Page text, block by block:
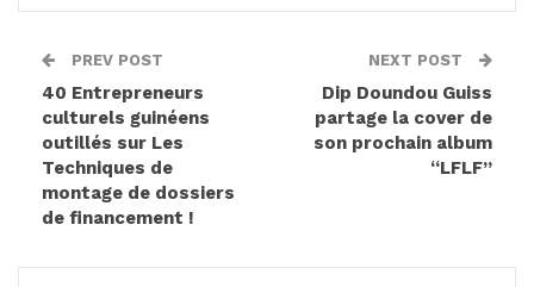
PREV POST
40 Entrepreneurs
culturels guinéens
outillés sur Les
Techniques de
montage de dossiers
de financement !
NEXT POST
Dip Doundou Guiss
partage la cover de
son prochain album
“LFLF”